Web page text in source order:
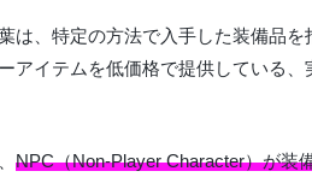
は、特定の方法で入手した装備品
アイテムを低価格で提供している
NPC（Non-Player Character）が装